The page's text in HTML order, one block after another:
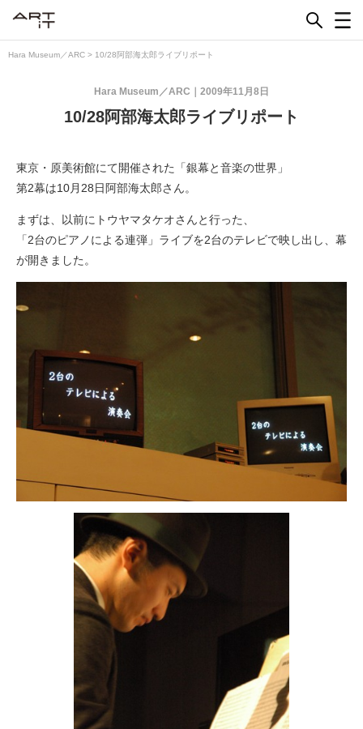
Hara Museum／ARC > 10/28阿部海太郎ライブリポート
2009年11月8日
Hara Museum／ARC
10/28阿部海太郎ライブリポート
東京・原美術館にて開催された「銀幕と音楽の世界」
第2幕は10月28日阿部海太郎さん。
まずは、以前にトウヤマタケオさんと行った、
「2台のピアノによる連弾」ライブを2台のテレビで映し出し、幕
が開きました。